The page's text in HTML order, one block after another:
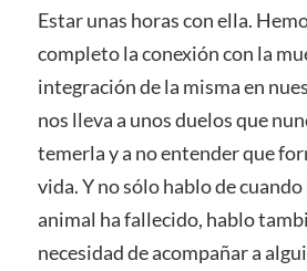
Estar unas horas con ella.
completo la conexión con la
integración de la misma en
nos lleva a unos duelos que
temerla y a no entender que
vida. Y no sólo hablo de
animal ha fallecido, hablo
necesidad de acompañar a